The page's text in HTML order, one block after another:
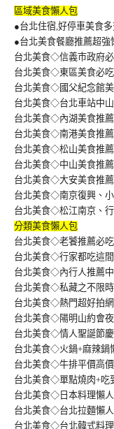
區域美食懶人包
●台北住宿,好停車美食
●台北美食餐廳推薦超強
台北美食◇信義市政府
台北美食◇東區美食必
台北美食◇國父紀念館
台北美食◇台北車站中
台北美食◇內湖美食推
台北美食◇南港美食推
台北美食◇松山美食推
台北美食◇中山美食推
台北美食◇大安美食推
台北美食◇南京復興、
台北美食◇松江南京、
分類美食懶人包
台北美食◇老饕推薦必
台北美食◇行家都吃這
台北美食◇內行人推薦
台北美食◇私藏之不限
台北美食◇熱門超好拍
台北美食◇陽明山約會
台北美食◇情人聖誕節
台北美食◇火鍋+麻辣鍋
台北美食◇牛排平價高
台北美食◇單點燒肉+吃
台北美食◇日本料理懶
台北美食◇台北拉麵懶
台北美食◇台北韓式料